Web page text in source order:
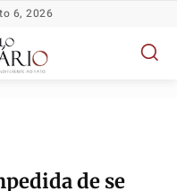
6, 2026
de se